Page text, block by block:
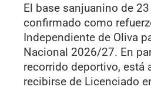
El base sanjuanino de
confirmado como
Independiente de Oliva
Nacional 2026/27. En
recorrido deportivo, está
recibirse de Licenciado